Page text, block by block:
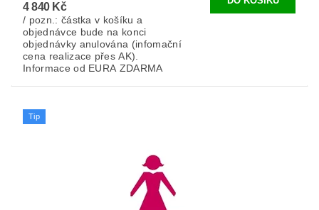
4 840 Kč
/ pozn.: částka v košíku a
objednávce bude na konci
objednávky anulována (infomační
cena realizace přes AK).
Informace od EURA ZDARMA
Tip